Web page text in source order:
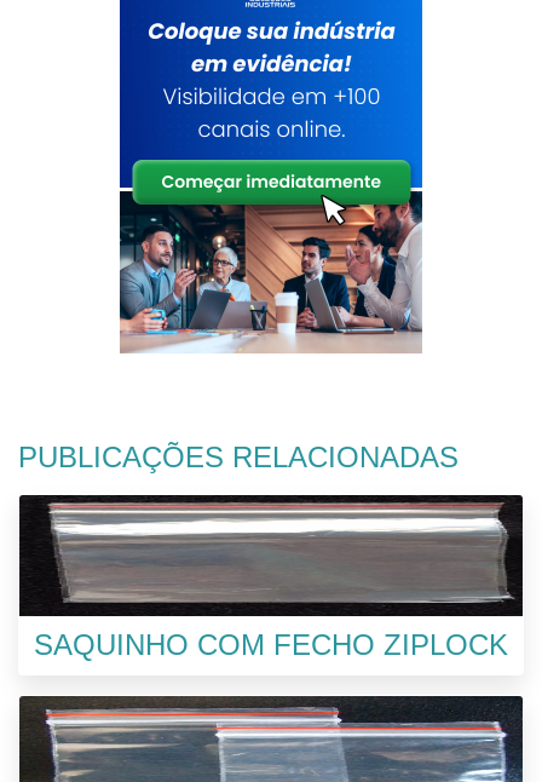
PUBLICAÇÕES RELACIONADAS
SAQUINHO COM FECHO ZIPLOCK